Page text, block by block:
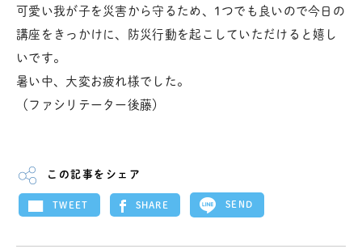
可愛い我が子を災害から守るため、1つでも良いので今日の
講座をきっかけに、防災行動を起こしていただけると嬉し
いです。
暑い中、大変お疲れ様でした。
（ファシリテーター後藤）
この記事をシェア
TWEET SHARE SEND